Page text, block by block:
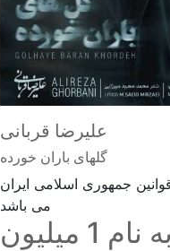
علیرضا قربانی
گلهای باران خورده
جمهوری اسلامی ایران
می باشد